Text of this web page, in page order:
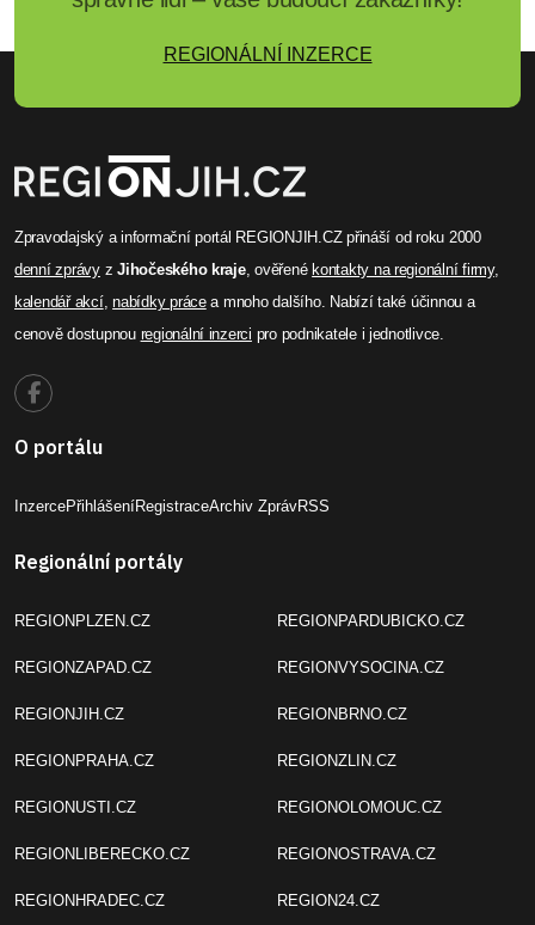
REGIONÁLNÍ INZERCE
Zpravodajský a informační portál REGIONJIH.CZ přináší od roku 2000
denní zprávyzJihočeského kraje, ověřenékontakty na regionální firmy,
kalendář akcí,nabídky prácea mnoho dalšího. Nabízí také účinnou a
cenově dostupnou regionální inzerci pro podnikatele i jednotlivce.
O portálu
InzercePřihlášeníRegistraceArchiv ZprávRSS
Regionální portály
REGIONPLZEN.CZ
REGIONZAPAD.CZ
REGIONJIH.CZ
REGIONPRAHA.CZ
REGIONUSTI.CZ
REGIONLIBERECKO.CZ
REGIONHRADEC.CZ
REGIONPARDUBICKO.CZ
REGIONVYSOCINA.CZ
REGIONBRNO.CZ
REGIONZLIN.CZ
REGIONOLOMOUC.CZ
REGIONOSTRAVA.CZ
REGION24.CZ